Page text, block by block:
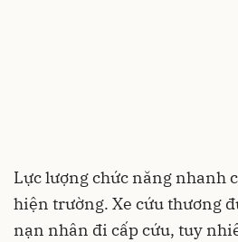
Lực lượng chức năng nhanh
hiện trường. Xe cứu thương
nạn nhân đi cấp cứu, tuy